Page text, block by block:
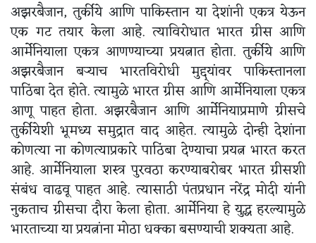
अझरबैजान, तुर्कीये आणि पाकिस्तान या देशांनी एकत्र येऊन
एक गट तयार केला आहे. त्याविरोधात भारत ग्रीस आणि
आर्मेनियाला एकत्र आणण्याच्या प्रयत्नात होता. तुर्कीये आणि
अझरबैजान बऱ्याच भारतविरोधी मुद्द्यांवर पाकिस्तानला
पाठिंबा देत होते. त्यामुळे भारत ग्रीस आणि आर्मेनियाला एकत्र
आणू पाहत होता. अझरबैजान आणि आर्मेनियाप्रमाणे ग्रीसचे
तुर्कीयेशी भूमध्य समुद्रात वाद आहेत. त्यामुळे दोन्ही देशांना
कोणत्या ना कोणत्याप्रकारे पाठिंबा देण्याचा प्रयत्न भारत करत
आहे. आर्मेनियाला शस्त्र पुरवठा करण्याबरोबर भारत ग्रीसशी
संबंध वाढवू पाहत आहे. त्यासाठी पंतप्रधान नरेंद्र मोदी यांनी
नुकताच ग्रीसचा दौरा केला होता. आर्मेनिया हे युद्ध हरल्यामुळे
भारताच्या या प्रयत्नांना मोठा धक्का बसण्याची शक्यता आहे.